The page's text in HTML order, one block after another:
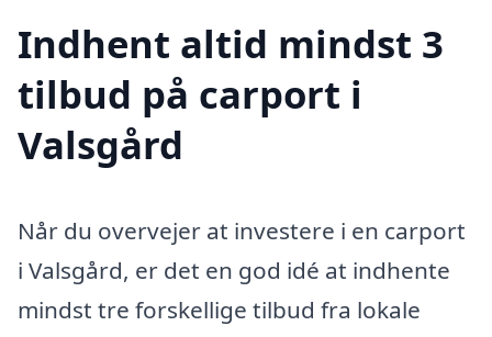
Indhent altid mindst 3
tilbud på carport i
Valsgård
Når du overvejer at investere i en carport
i Valsgård, er det en god idé at indhente
mindst tre forskellige tilbud fra lokale